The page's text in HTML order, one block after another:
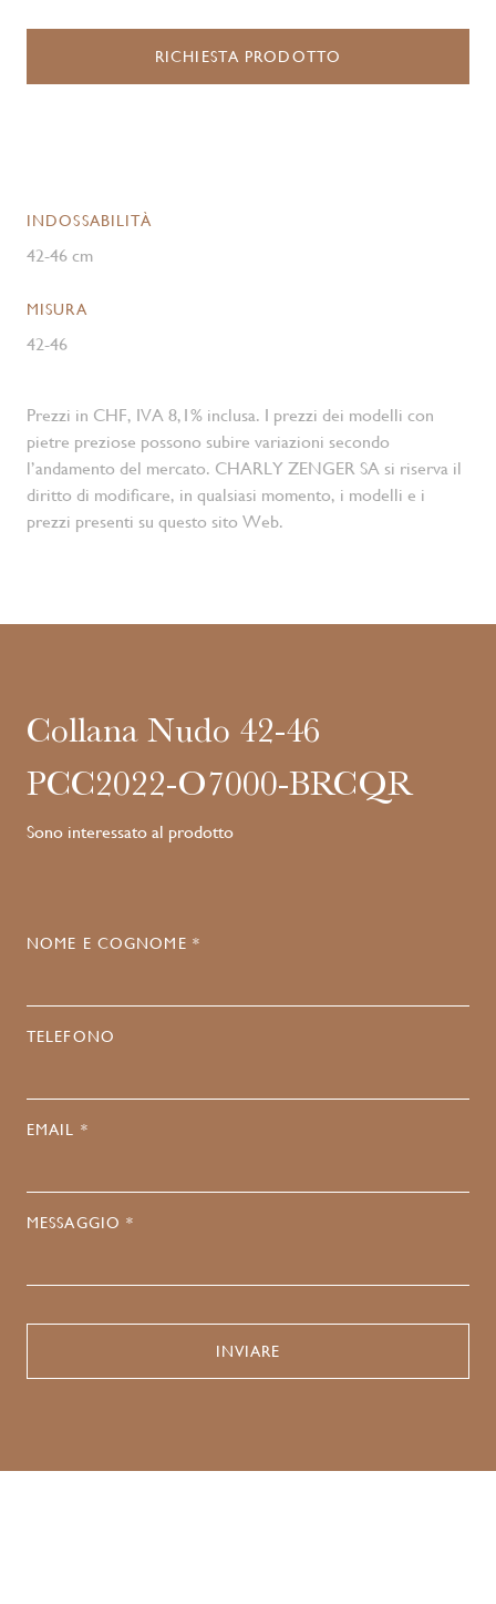
RICHIESTA PRODOTTO
INDOSSABILITÀ
42-46 cm
MISURA
42-46
Prezzi in CHF, IVA 8,1% inclusa. I prezzi dei modelli con
pietre preziose possono subire variazioni secondo
l’andamento del mercato. CHARLY ZENGER SA si riserva il
diritto di modificare, in qualsiasi momento, i modelli e i
prezzi presenti su questo sito Web.
Collana Nudo 42-46
PCC2022-O7000-BRCQR
Sono interessato al prodotto
NOME E COGNOME *
TELEFONO
EMAIL *
MESSAGGIO *